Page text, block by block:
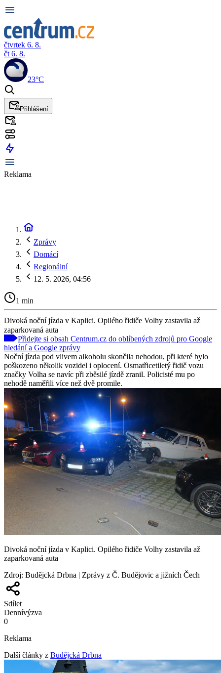
čtvrtek 6. 8.
čt 6. 8.
23°C
Přihlášení
Reklama
Zprávy
Domácí
Regionální
12. 5. 2026, 04:56
1 min
Divoká noční jízda v Kaplici. Opilého řidiče Volhy zastavila až
zaparkovaná auta
Přidejte si obsah Centrum.cz do oblíbených zdrojů pro Google
hledání a Google zprávy
Noční jízda pod vlivem alkoholu skončila nehodou, při které bylo
poškozeno několik vozidel i oplocení. Osmatřicetiletý řidič vozu
značky Volha se navíc při zběsilé jízdě zranil. Policisté mu po
nehodě naměřili více než dvě promile.
Divoká noční jízda v Kaplici. Opilého řidiče Volhy zastavila až
zaparkovaná auta
Zdroj: Budějcká Drbna | Zprávy z Č. Budějovic a jižních Čech
Sdílet
Dennívýzva
0
Reklama
Další články z Budějcká Drbna